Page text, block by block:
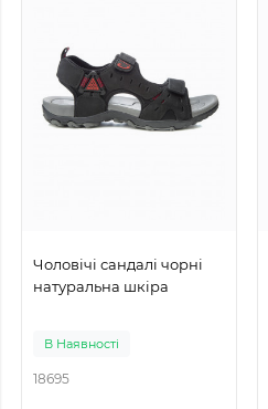
Чоловічі сандалі чорні
натуральна шкіра
В Наявності
18695